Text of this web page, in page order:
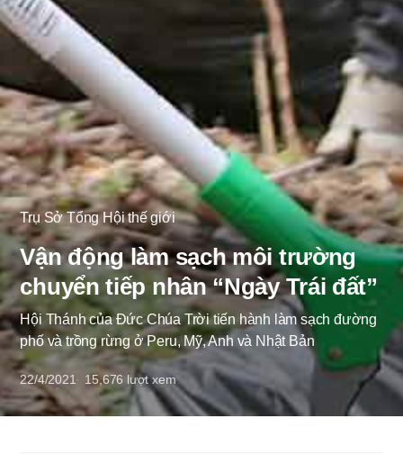
Trụ Sở Tổng Hội thế giới
Vận động làm sạch môi trường
chuyển tiếp nhân “Ngày Trái đất”
Hội Thánh của Đức Chúa Trời tiến hành làm sạch đường
phố và trồng rừng ở Peru, Mỹ, Anh và Nhật Bản
22/4/2021 15,676 lượt xem